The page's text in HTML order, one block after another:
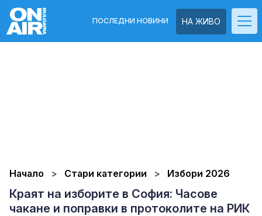
НА ЖИВО
ПОСЛЕДНИ НОВИНИ
Начало Стари категории Избори 2026
Краят на изборите в София: Часове
чакане и поправки в протоколите на РИК